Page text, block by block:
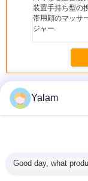
makes
多く家の美装置
最近の
-質の携
美装置を細くす
専門 808nm ダ
Yalam
Good day, what